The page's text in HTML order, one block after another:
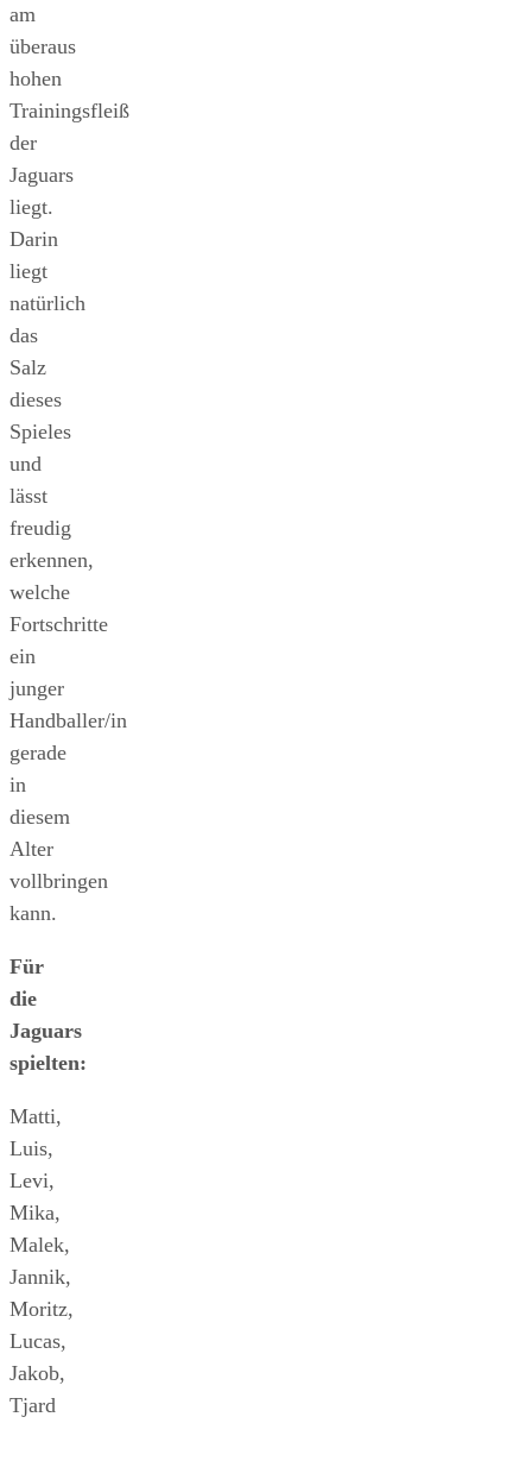
am
überaus
hohen
Trainingsfleiß
der
Jaguars
liegt.
Darin
liegt
natürlich
das
Salz
dieses
Spieles
und
lässt
freudig
erkennen,
welche
Fortschritte
ein
junger
Handballer/in
gerade
in
diesem
Alter
vollbringen
kann.
Für
die
Jaguars
spielten:
Matti,
Luis,
Levi,
Mika,
Malek,
Jannik,
Moritz,
Lucas,
Jakob,
Tjard